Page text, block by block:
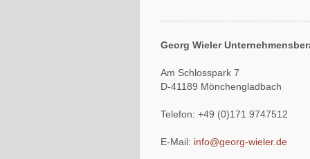
Georg Wieler
Am Schlosspark 7
D-41189 Mönchengladbach
Telefon: +49 (0)171 9747512
E-Mail: info@georg-wieler.de